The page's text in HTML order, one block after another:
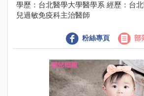
學歷：台北醫學大學醫學系 經歷：台
兒過敏免疫科主治醫師
粉絲專頁 部